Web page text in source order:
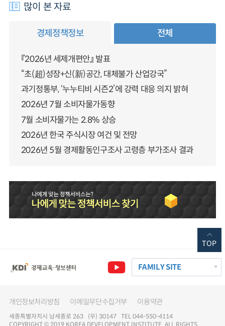
많이 본 자료
경제정책정보 전체
『2026년 세제개편안』 발표
“초(超)성장+신(新)공간, 대체불가 산업강국”
과기정통부, ‘누누티비 시즌2’에 강력 대응 의지 밝혀
2026년 7월 소비자물가동향
7월 소비자물가는 2.8% 상승
2026년 한국 주식시장 여건 및 전망
2026년 5월 경제활동인구조사 고령층 부가조사 결과
FAMILY SITE
개인정보처리방침 이메일무단수집거부 이용약관
세종특별자치시 남세종로 263 (우) 30147 TEL 044-550-4114
COPYRIGHT © 2019 KOREA DEVELOPMENT INSTITUTE. ALL RIGHTS
TOP